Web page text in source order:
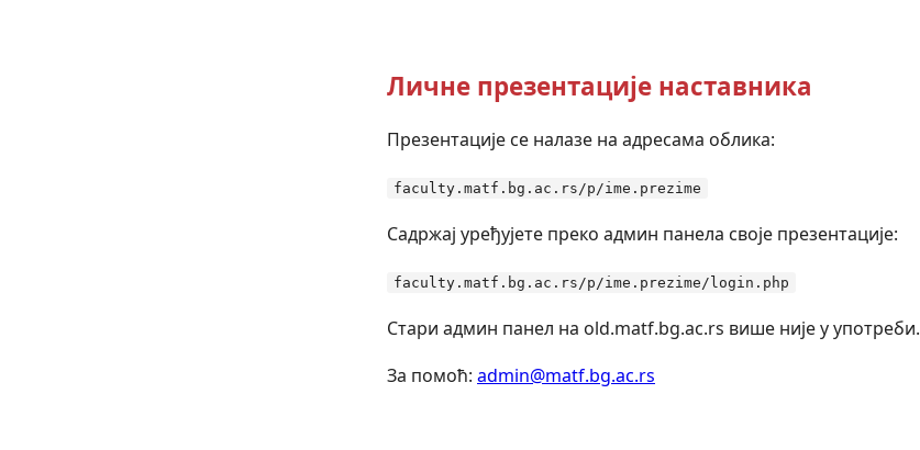
Личне презентације наставника
Презентације се налазе на адресама облика:
faculty.matf.bg.ac.rs/p/ime.prezime
Садржај уређујете преко админ панела своје презентације:
faculty.matf.bg.ac.rs/p/ime.prezime/login.php
Стари админ панел на old.matf.bg.ac.rs више није у употреби.
За помоћ: admin@matf.bg.ac.rs